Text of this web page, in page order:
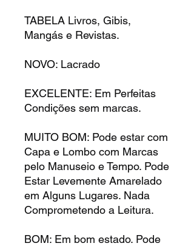
TABELA Livros, Gibis,
Mangás e Revistas.
NOVO: Lacrado
EXCELENTE: Em Perfeitas
Condições sem marcas.
MUITO BOM: Pode estar com
Capa e Lombo com Marcas
pelo Manuseio e Tempo. Pode
Estar Levemente Amarelado
em Alguns Lugares. Nada
Comprometendo a Leitura.
BOM: Em bom estado. Pode